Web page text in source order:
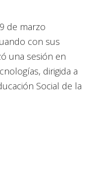
de marzo
con sus
una sesión en
dirigida a
Social de la